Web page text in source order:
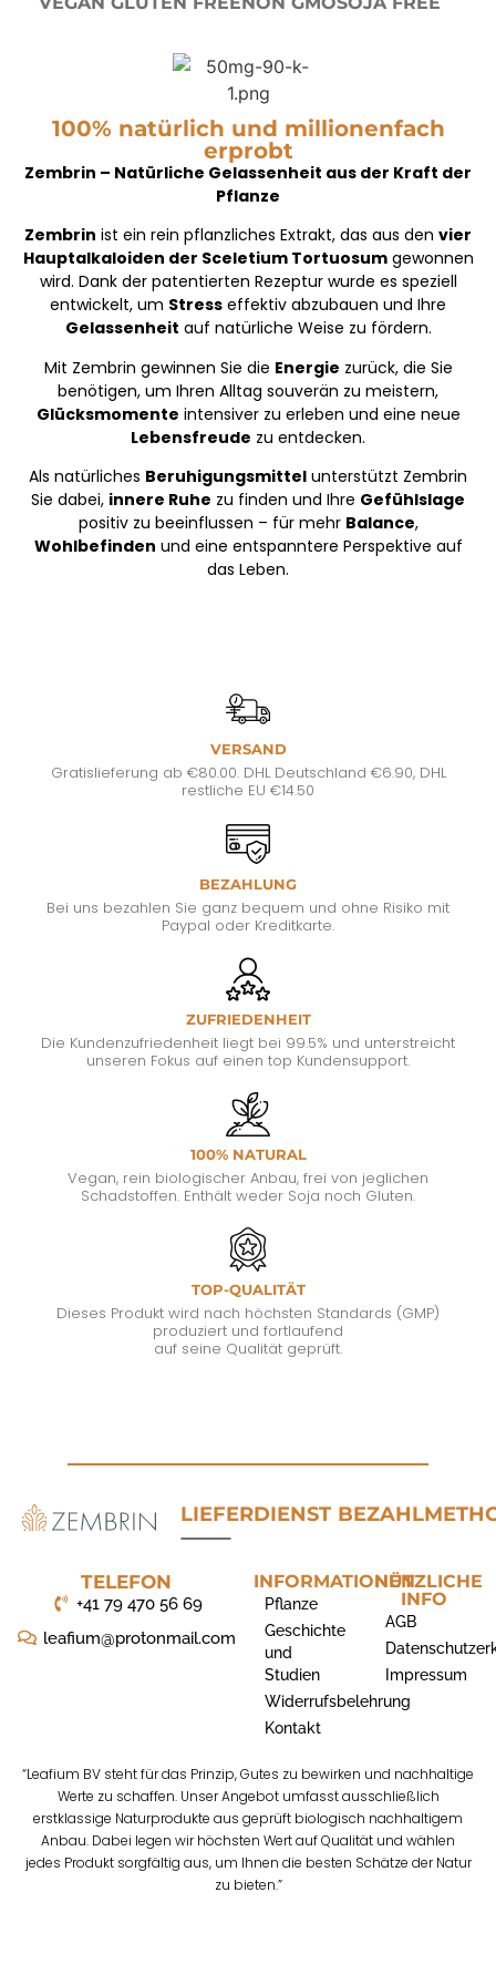
100% natürlich und millionenfach
erprobt
Zembrin – Natürliche Gelassenheit aus der Kraft der
Pflanze
Zembrin ist ein rein pflanzliches Extrakt, das aus den vier
Hauptalkaloiden der Sceletium Tortuosumgewonnen
wird. Dank der patentierten Rezeptur wurde es speziell
entwickelt, um Stress effektiv abzubauen und Ihre
Gelassenheit auf natürliche Weise zu fördern.
Mit Zembrin gewinnen Sie die Energie zurück, die Sie
benötigen, um Ihren Alltag souverän zu meistern,
Glücksmomente intensiver zu erleben und eine neue
Lebensfreude zu entdecken.
Als natürliches Beruhigungsmittel unterstützt Zembrin
Sie dabei, innere Ruhe zu finden und Ihre Gefühlslage
positiv zu beeinflussen – für mehr Balance,
Wohlbefinden und eine entspanntere Perspektive auf
das Leben.
VERSAND
Gratislieferung ab €80.00. DHL Deutschland €6.90, DHL
restliche EU €14.50
BEZAHLUNG
Bei uns bezahlen Sie ganz bequem und ohne Risiko mit
Paypal oder Kreditkarte.
ZUFRIEDENHEIT
Die Kundenzufriedenheit liegt bei 99.5% und unterstreicht
unseren Fokus auf einen top Kundensupport.
100% NATURAL
Vegan, rein biologischer Anbau, frei von jeglichen
Schadstoffen. Enthält weder Soja noch Gluten.
TOP-QUALITÄT
Dieses Produkt wird nach höchsten Standards (GMP)
produziert und fortlaufend
auf seine Qualität geprüft.
LIEFERDIENST
INFORMATIONEN
Pflanze
Geschichte
und
Studien
Widerrufsbelehrung
Kontakt
TELEFON
+41 79 470 56 69
leafium@protonmail.com
NÜTZLICHE
INFO
AGB
Impressum
“Leafium BV steht für das Prinzip, Gutes zu bewirken und nachhaltige
Werte zu schaffen. Unser Angebot umfasst ausschließlich
erstklassige Naturprodukte aus geprüft biologisch nachhaltigem
Anbau. Dabei legen wir höchsten Wert auf Qualität und wählen
jedes Produkt sorgfältig aus, um Ihnen die besten Schätze der Natur
zu bieten.”